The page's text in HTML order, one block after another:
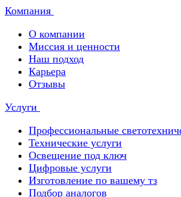
Компания
О компании
Миссия и ценности
Наш подход
Карьера
Отзывы
Услуги
Профессиональные
Технические услуги
Освещение под ключ
Цифровые услуги
Изготовление по вашему тз
Подбор аналогов